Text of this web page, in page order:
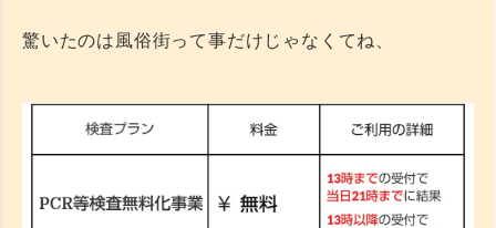
驚いたのは風俗街って事だけじゃなくてね、